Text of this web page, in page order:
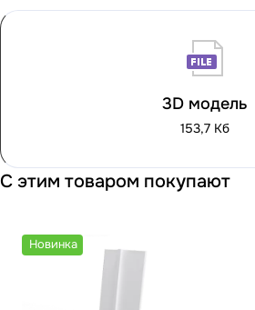
3D модель
153,7 Кб
С этим товаром покупают
Новинка